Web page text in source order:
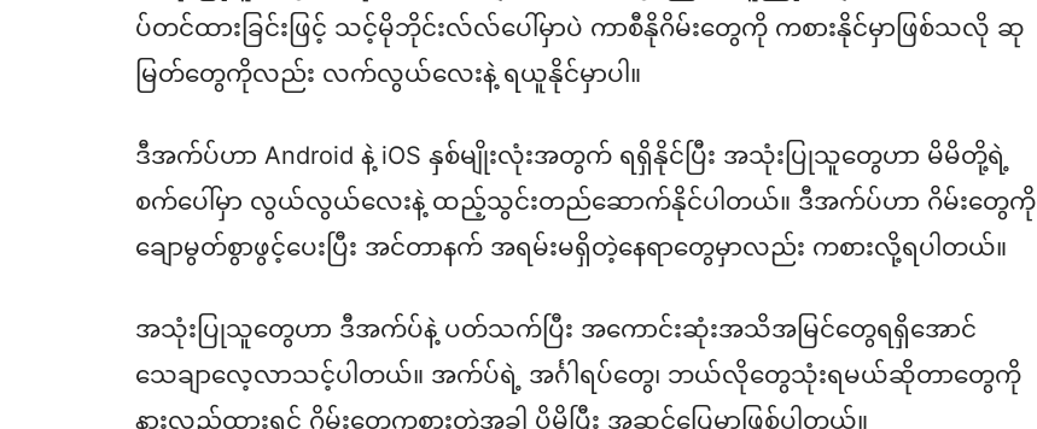
ပ်တင်ထားခြင်းဖြင့် သင့်မိုဘိုင်းလ်လ်ပေါ်မှာပဲ ကာစီနိုဂိမ်းတွေကို ကစားနိုင်မှာဖြစ်သလို ဆု
မြတ်တွေကိုလည်း လက်လွယ်လေးနဲ့ ရယူနိုင်မှာပါ။
ဒီအက်ပ်ဟာ Android နဲ့ iOS နှစ်မျိုးလုံးအတွက် ရရှိနိုင်ပြီး အသုံးပြုသူတွေဟာ မိမိတို့ရဲ့
စက်ပေါ်မှာ လွယ်လွယ်လေးနဲ့ ထည့်သွင်းတည်ဆောက်နိုင်ပါတယ်။ ဒီအက်ပ်ဟာ ဂိမ်းတွေကို
ချောမွတ်စွာဖွင့်ပေးပြီး အင်တာနက် အရမ်းမရှိတဲ့နေရာတွေမှာလည်း ကစားလို့ရပါတယ်။
အသုံးပြုသူတွေဟာ ဒီအက်ပ်နဲ့ ပတ်သက်ပြီး အကောင်းဆုံးအသိအမြင်တွေရရှိအောင်
သေချာလေ့လာသင့်ပါတယ်။ အက်ပ်ရဲ့ အင်္ဂါရပ်တွေ၊ ဘယ်လိုတွေသုံးရမယ်ဆိုတာတွေကို
နားလည်ထားရင် ဂိမ်းတွေကစားတဲ့အခါ ပိုမိုပြီး အဆင်ပြေမှာဖြစ်ပါတယ်။